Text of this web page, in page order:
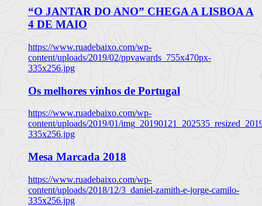
“O JANTAR DO ANO” CHEGA A LISBOA A
4 DE MAIO
https://www.ruadebaixo.com/wp-
content/uploads/2019/02/ppvawards_755x470px-
335x256.jpg
Os melhores vinhos de Portugal
https://www.ruadebaixo.com/wp-
content/uploads/2019/01/
335x256.jpg
Mesa Marcada 2018
https://www.ruadebaixo.com/wp-
content/uploads/2018/12/3_daniel-zamith-e-jorge-camilo-
335x256.jpg